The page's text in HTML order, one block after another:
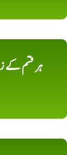
ہر قسم کے